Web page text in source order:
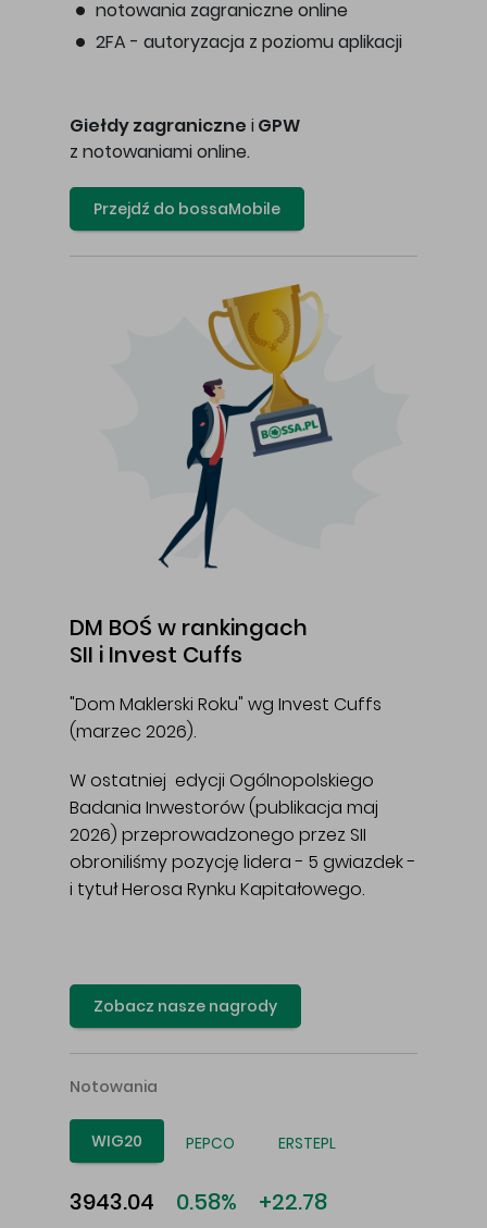
notowania zagraniczne online
2FA - autoryzacja z poziomu aplikacji
Giełdy zagraniczne i GPW
z notowaniami online.
Przejdź do bossaMobile
DM BOŚ w rankingach
SII i Invest Cuffs
"Dom Maklerski Roku" wg Invest Cuffs
(marzec 2026).
W ostatniej edycji Ogólnopolskiego
Badania Inwestorów (publikacja maj
2026) przeprowadzonego przez SII
obroniliśmy pozycję lidera - 5 gwiazdek -
i tytuł Herosa Rynku Kapitałowego.
Zobacz nasze nagrody
Notowania
WIG20 PEPCO ERSTEPL
3943.04 0.58% +22.78